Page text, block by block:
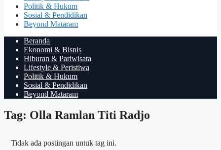
Politik & Hukum
Sosial & Pendidikan
Beyond Mataram
Beranda
Ekonomi & Bisnis
Hiburan & Pariwisata
Lifestyle & Peristiwa
Politik & Hukum
Sosial & Pendidikan
Beyond Mataram
Tag: Olla Ramlan Titi Radjo
Tidak ada postingan untuk tag ini.